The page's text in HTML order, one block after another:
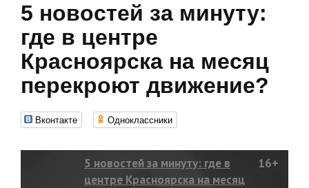
5 новостей за минуту:
где в центре
Красноярска на месяц
перекроют движение?
Вконтакте Одноклассники
5 новостей за минуту: где в
центре Красноярска на месяц
16+